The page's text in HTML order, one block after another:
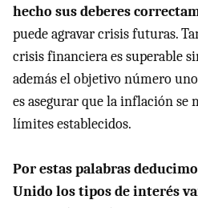
hecho sus deberes
puede agravar crisis futuras.
crisis financiera es superable
además el objetivo número
es asegurar que la inflación se
límites establecidos.
Por estas palabras
Unido los tipos de interés